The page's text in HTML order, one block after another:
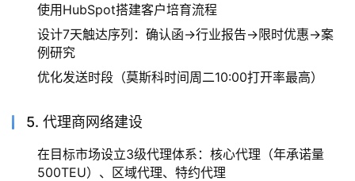
使用HubSpot搭建客户培育流程
设计7天触达序列：确认函→行业报告→限时优惠→案
例研究
优化发送时段（莫斯科时间周二10:00打开率最高）
5. 代理商网络建设
在目标市场设立3级代理体系：核心代理（年承诺量
500TEU）、区域代理、特约代理